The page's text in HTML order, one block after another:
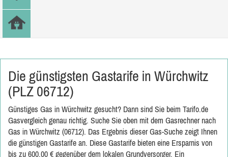
Die günstigsten Gastarife in Würchwitz
(PLZ 06712)
Günstiges Gas in Würchwitz gesucht? Dann sind Sie beim Tarifo.de
Gasvergleich genau richtig. Suche Sie oben mit dem Gasrechner nach
Gas in Würchwitz (06712). Das Ergebnis dieser Gas-Suche zeigt Ihnen
die günstigen Gastarife an. Diese Gastarife bieten eine Ersparnis von
bis zu 600,00 € gegenüber dem lokalen Grundversorger. Ein